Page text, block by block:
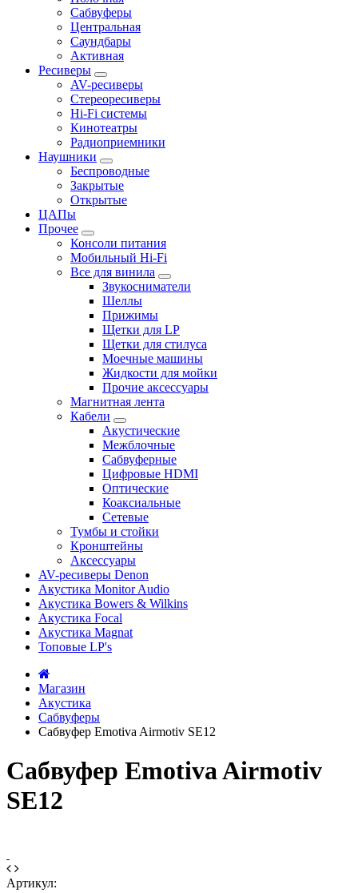
Сабвуферы
Центральная
Саундбары
Активная
Ресиверы
AV-ресиверы
Стереоресиверы
Hi-Fi системы
Кинотеатры
Радиоприемники
Наушники
Беспроводные
Закрытые
Открытые
ЦАПы
Прочее
Консоли питания
Мобильный Hi-Fi
Все для винила
Звукосниматели
Шеллы
Прижимы
Щетки для LP
Щетки для стилуса
Моечные машины
Жидкости для мойки
Прочие аксессуары
Магнитная лента
Кабели
Акустические
Межблочные
Сабвуферные
Цифровые HDMI
Оптические
Коаксиальные
Сетевые
Тумбы и стойки
Кронштейны
Аксессуары
AV-ресиверы Denon
Акустика Monitor Audio
Акустика Bowers & Wilkins
Акустика Focal
Акустика Magnat
Топовые LP's
Магазин
Акустика
Сабвуферы
Сабвуфер Emotiva Airmotiv SE12
Сабвуфер Emotiva Airmotiv
SE12
Артикул: